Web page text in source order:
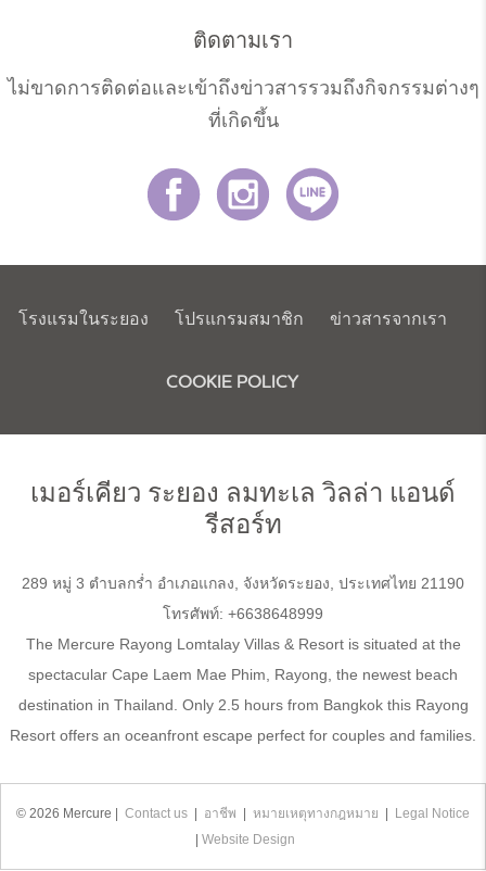
ติดตามเรา
ไม่ขาดการติดต่อและเข้าถึงข่าวสารรวมถึงกิจกรรมต่างๆ
ที่เกิดขึ้น
โรงแรมในระยอง โปรแกรมสมาชิก ข่าวสารจากเรา
COOKIE POLICY
เมอร์เคียว ระยอง ลมทะเล วิลล่า แอนด์
รีสอร์ท
289 หมู่ 3 ตำบลกร่ำ อำเภอแกลง, จังหวัดระยอง, ประเทศไทย 21190
โทรศัพท์: +6638648999
The Mercure Rayong Lomtalay Villas & Resort is situated at the
spectacular Cape Laem Mae Phim, Rayong, the newest beach
destination in Thailand. Only 2.5 hours from Bangkok this Rayong
Resort offers an oceanfront escape perfect for couples and families.
© 2026 Mercure | Contact us อาชีพ หมายเหตุทางกฎหมาย
Legal Notice
Website Design